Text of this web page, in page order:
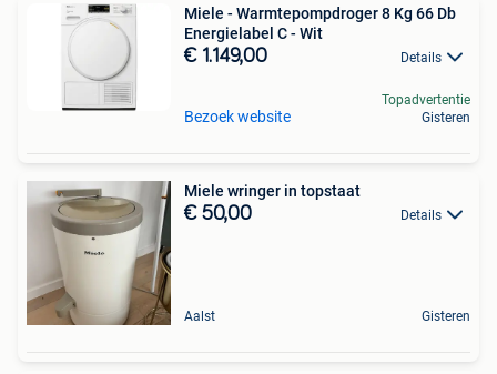
Miele - Warmtepompdroger 8 Kg 66 Db
Energielabel C - Wit
€ 1.149,00 Details
Bezoek website
Topadvertentie
Gisteren
Miele wringer in topstaat
€ 50,00 Details
Aalst Gisteren